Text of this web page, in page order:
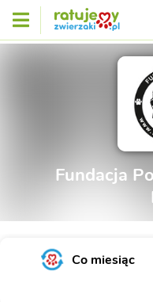
Fundacja
Co miesiąc